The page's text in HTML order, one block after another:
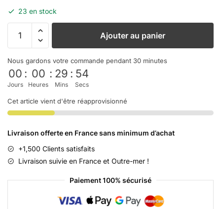
23 en stock
Ajouter au panier
Nous gardons votre commande pendant 30 minutes
00
Jours
: 00
Heures
: 29
Mins
: 54
Secs
Cet article vient d'être réapprovisionné
Livraison offerte en France sans minimum d’achat
+1,500 Clients satisfaits
Livraison suivie en France et Outre-mer !
Paiement 100% sécurisé